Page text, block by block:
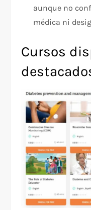
aunque no
médica ni
Cursos